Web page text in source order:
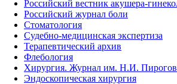
Российский вестник акушера-
Российский журнал боли
Стоматология
Судебно-медицинская экспертиза
Терапевтический архив
Флебология
Хирургия. Журнал им. Н.И.
Эндоскопическая хирургия